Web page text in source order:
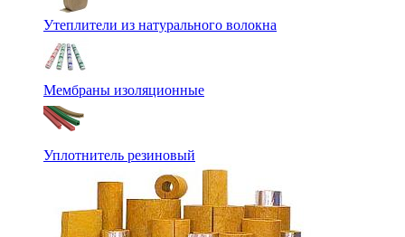
Утеплители из натурального волокна
Мембраны изоляционные
Уплотнитель резиновый